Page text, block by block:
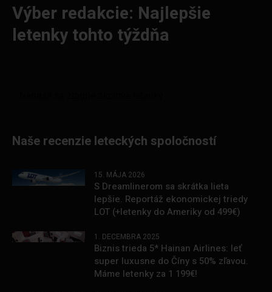
Výber redakcie: Najlepšie
letenky tohto týždňa
Naše recenzie leteckých spoločností
15. MÁJA 2026
S Dreamlinerom sa skrátka lieta
lepšie. Reportáž ekonomickej triedy
LOT (+letenky do Ameriky od 499€)
1. DECEMBRA 2025
Biznis trieda 5* Hainan Airlines: leť
super luxusne do Číny s 50% zľavou.
Máme letenky za 1 199€!